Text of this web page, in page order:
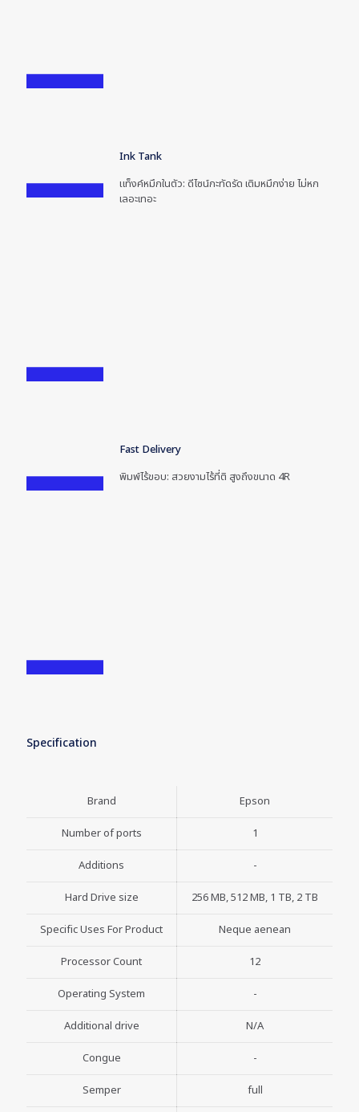
Ink Tank
แท็งค์หมึกในตัว: ดีไซน์กะทัดรัด เติมหมึกง่าย ไม่หก
เลอะเทอะ
Fast Delivery
พิมพ์ไร้ขอบ: สวยงามไร้ที่ติ สูงถึงขนาด 4R
Specification
Brand
Epson
Number of ports
1
Additions
-
Hard Drive size
256 MB, 512 MB, 1 TB, 2 TB
Specific Uses For Product
Neque aenean
Processor Count
12
Operating System
-
Additional drive
N/A
Congue
-
Semper
full